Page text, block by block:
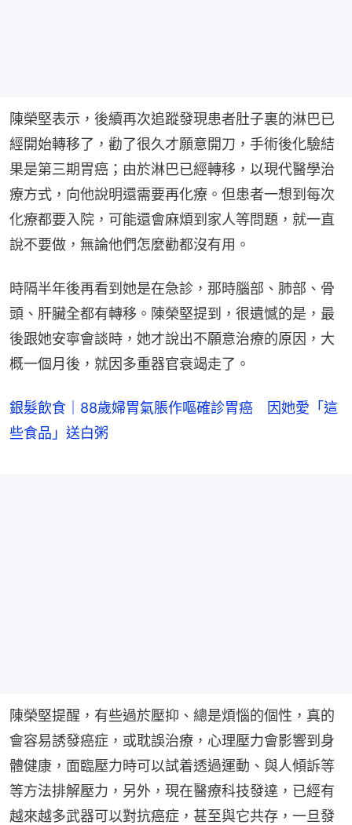
陳榮堅表示，後續再次追蹤發現患者肚子裏的淋巴已
經開始轉移了，勸了很久才願意開刀，手術後化驗結
果是第三期胃癌；由於淋巴已經轉移，以現代醫學治
療方式，向他說明還需要再化療。但患者一想到每次
化療都要入院，可能還會麻煩到家人等問題，就一直
說不要做，無論他們怎麼勸都沒有用。
時隔半年後再看到她是在急診，那時腦部、肺部、骨
頭、肝臟全都有轉移。陳榮堅提到，很遺憾的是，最
後跟她安寧會談時，她才說出不願意治療的原因，大
概一個月後，就因多重器官衰竭走了。
銀髮飲食｜88歲婦胃氣脹作嘔確診胃癌 因她愛「這
些食品」送白粥
陳榮堅提醒，有些過於壓抑、總是煩惱的個性，真的
會容易誘發癌症，或耽誤治療，心理壓力會影響到身
體健康，面臨壓力時可以試着透過運動、與人傾訴等
等方法排解壓力，另外，現在醫療科技發達，已經有
越來越多武器可以對抗癌症，甚至與它共存，一旦發